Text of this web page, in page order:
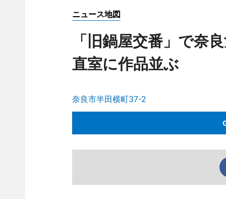
ニュース地図
「旧鍋屋交番」で奈
直室に作品並ぶ
奈良市半田横町37-2